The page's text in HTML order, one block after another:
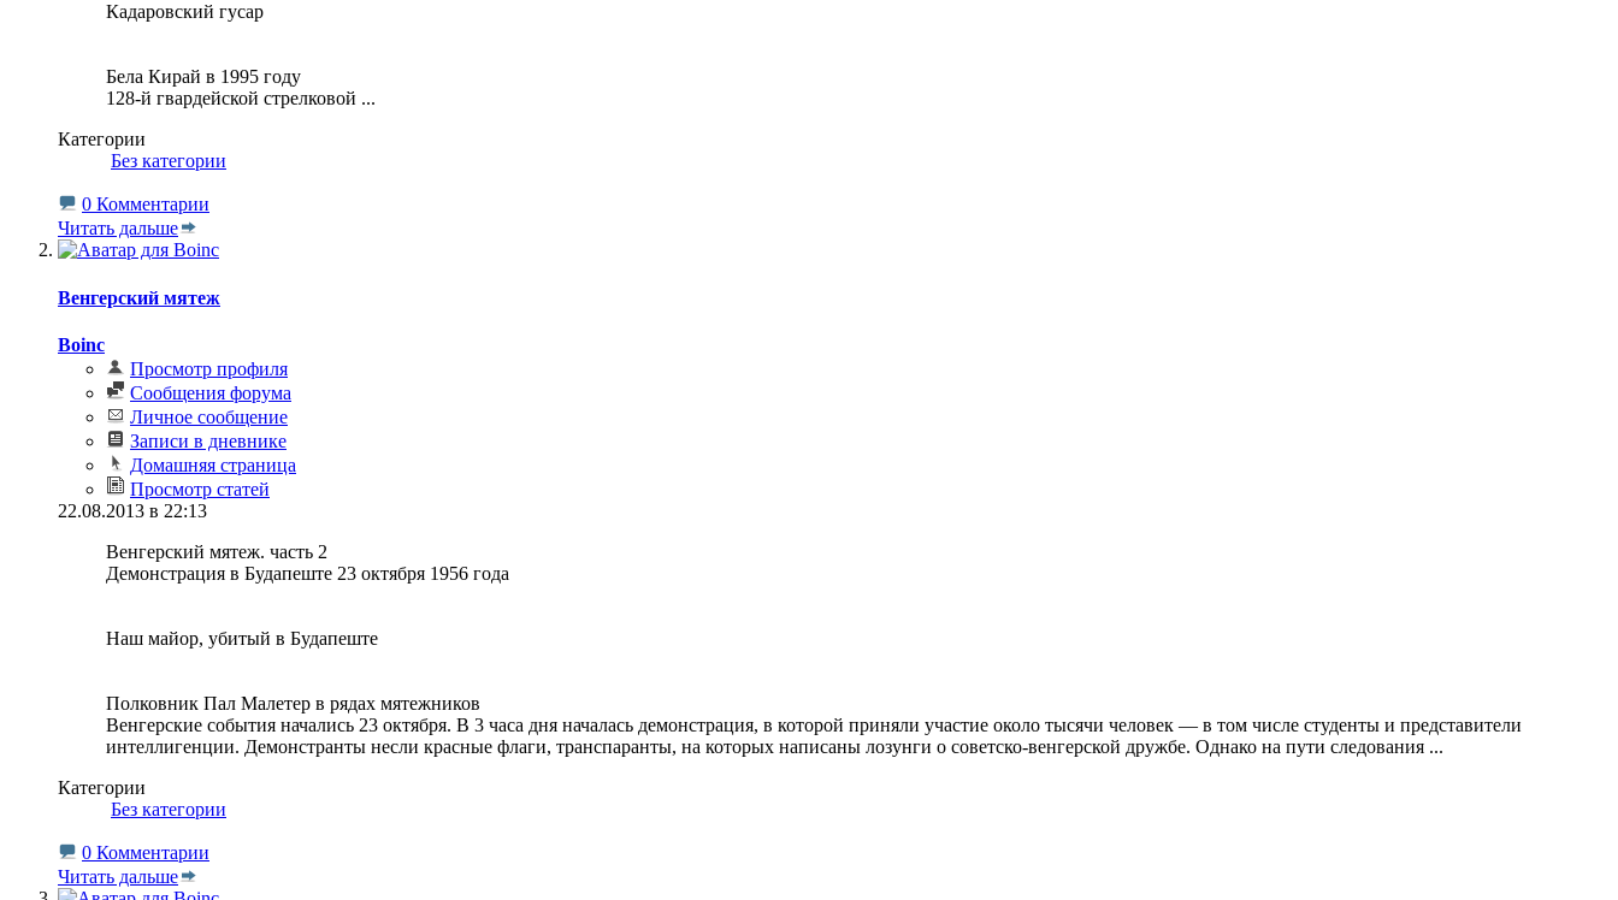
Кадаровский гусар
Бела Кирай в 1995 году
128-й гвардейской стрелковой ...
Категории
Без категории
0 Комментарии
Читать дальше
Венгерский мятеж
Boinc
Просмотр профиля
Сообщения форума
Личное сообщение
Записи в дневнике
Домашняя страница
Просмотр статей
22.08.2013 в 22:13
Венгерский мятеж. часть 2
Демонстрация в Будапеште 23 октября 1956 года
Наш майор, убитый в Будапеште
Полковник Пал Малетер в рядах мятежников
Венгерские события начались 23 октября. В 3 часа дня началась демонстрация, в которой приняли участие около тысячи человек — в том числе студенты и представители
интеллигенции. Демонстранты несли красные флаги, транспаранты, на которых написаны лозунги о советско-венгерской дружбе. Однако на пути следования ...
Категории
Без категории
0 Комментарии
Читать дальше